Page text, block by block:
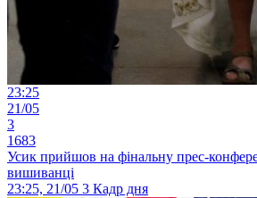
23:25
21/05
3
1683
Усик прийшов на фінальну прес-
вишиванці
23:25, 21/05 3 Кадр дня